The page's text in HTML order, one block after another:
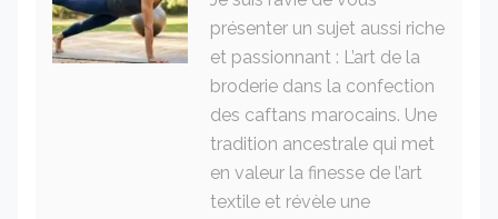
présenter un sujet aussi riche
et passionnant : L’art de la
broderie dans la confection
des caftans marocains. Une
tradition ancestrale qui met
en valeur la finesse de l’art
textile et révèle une